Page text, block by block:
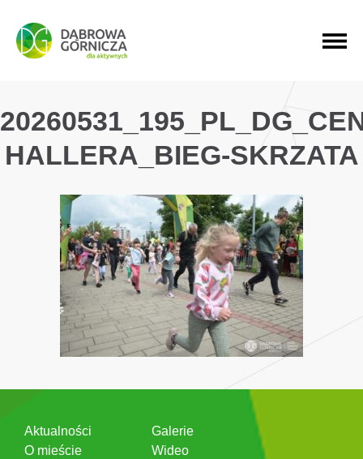
PRZEJDŹ DO MENU GŁÓWNEGO
PRZEJDŹ DO WYSZUKIWARKI
PRZEJDŹ DO TREŚCI
HALLERA_BIEG-SKRZATA
Aktualności
O mieście
Galerie
Wideo